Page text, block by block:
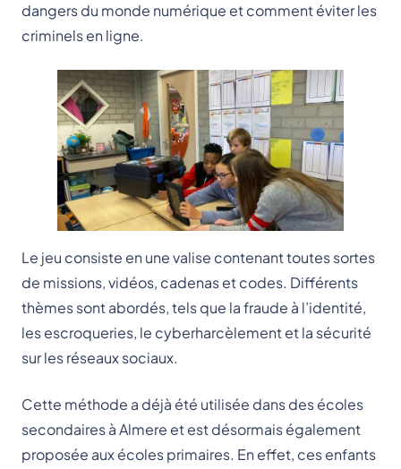
dangers du monde numérique et comment éviter les
criminels en ligne.
Le jeu consiste en une valise contenant toutes sortes
de missions, vidéos, cadenas et codes. Différents
thèmes sont abordés, tels que la fraude à l’identité,
les escroqueries, le cyberharcèlement et la sécurité
sur les réseaux sociaux.
Cette méthode a déjà été utilisée dans des écoles
secondaires à Almere et est désormais également
proposée aux écoles primaires. En effet, ces enfants